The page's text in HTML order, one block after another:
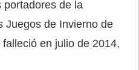
portadores de la
Juegos de Invierno de
en julio de 2014,